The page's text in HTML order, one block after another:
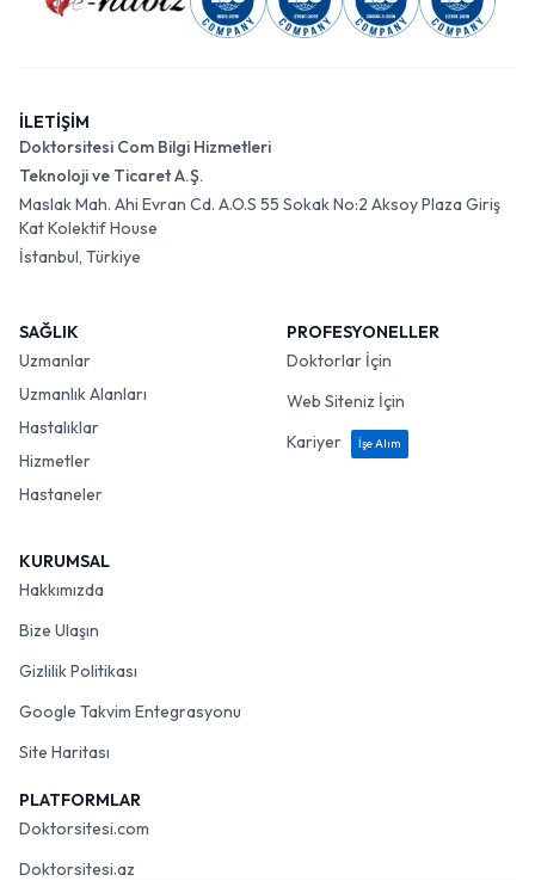
İLETİŞİM
Doktorsitesi Com Bilgi Hizmetleri
Teknoloji ve Ticaret A.Ş.
Maslak Mah. Ahi Evran Cd. A.O.S 55 Sokak No:2 Aksoy Plaza Giriş
Kat Kolektif House
İstanbul, Türkiye
SAĞLIK
Uzmanlar
Uzmanlık Alanları
Hastalıklar
Hizmetler
Hastaneler
PROFESYONELLER
Doktorlar İçin
Web Siteniz İçin
Kariyer
İşe Alım
KURUMSAL
Hakkımızda
Bize Ulaşın
Gizlilik Politikası
Google Takvim Entegrasyonu
Site Haritası
PLATFORMLAR
Doktorsitesi.com
Doktorsitesi.az